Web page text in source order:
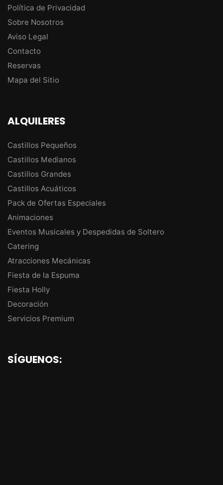
Política de Privacidad
Sobre Nosotros
Aviso Legal
Contacto
Reservas
Mapa del Sitio
ALQUILERES
Castillos Pequeños
Castillos Medianos
Castillos Grandes
Castillos Acuáticos
Pack de Ofertas Especiales
Animaciones
Eventos Musicales y Despedidas de Soltero
Catering
Atracciones Mecánicas
Fiesta de la Espuma
Fiesta Holly
Decoración
Servicios Premium
SÍGUENOS: